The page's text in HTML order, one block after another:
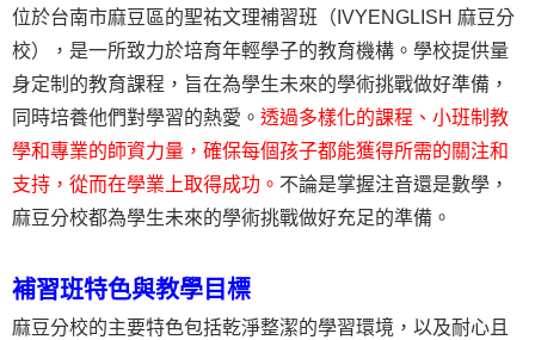
位於台南市麻豆區的聖祐文理補習班（IVYENGLISH 麻豆分
校），是一所致力於培育年輕學子的教育機構。學校提供量
身定制的教育課程，旨在為學生未來的學術挑戰做好準備，
同時培養他們對學習的熱愛。 透過多樣化的課程、小班制教
學和專業的師資力量，確保每個孩子都能獲得所需的關注和
支持，從而在學業上取得成功。 不論是掌握注音還是數學，
麻豆分校都為學生未來的學術挑戰做好充足的準備。
補習班特色與教學目標
麻豆分校的主要特色包括乾淨整潔的學習環境，以及耐心且